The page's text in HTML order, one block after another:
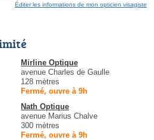
Éditer les informations de mon opticien visagiste
Mirline Optique
avenue Charles de Gaulle
128 mètres
Fermé, ouvre à 9h
Nath Optique
avenue Marius Chalve
300 mètres
Fermé, ouvre à 9h